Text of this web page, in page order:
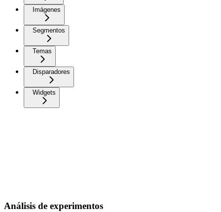
Imágenes
Segmentos
Temas
Disparadores
Widgets
Análisis de experimentos